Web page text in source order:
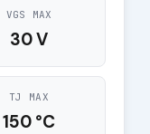
VGS MAX
30 V
TJ MAX
150 °C